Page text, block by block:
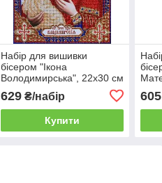
Набір для вишивки
бісером "Ікона
Володимирська", 22x30 см
629₴/набір
Купити
605